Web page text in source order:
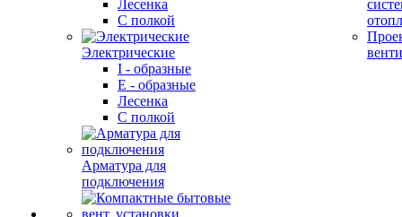
Лесенка
С полкой
Электрические
I - образные
E - образные
Лесенка
С полкой
Арматура для
подключения